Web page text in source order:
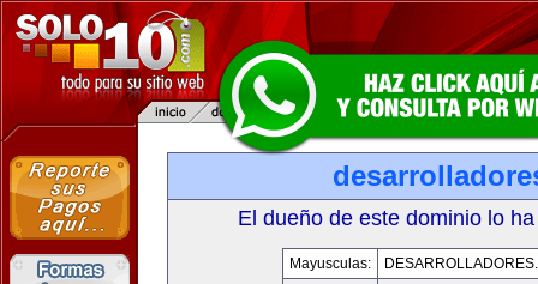
El dueño de este dominio lo
Mayusculas: